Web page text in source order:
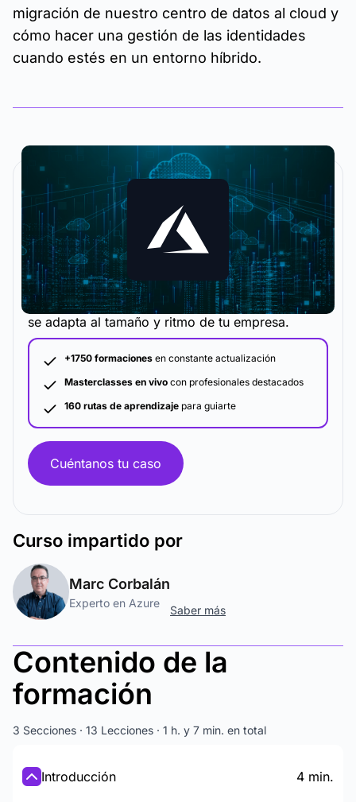
migración de nuestro centro de datos al cloud y
cómo hacer una gestión de las identidades
cuando estés en un entorno híbrido.
La metodología y plataforma de formación que
se adapta al tamaño y ritmo de tu empresa.
+1750 formaciones en constante actualización
Masterclasses en vivo con profesionales destacados
160 rutas de aprendizaje para guiarte
Cuéntanos tu caso
Curso impartido por
Marc Corbalán
Experto en Azure
Saber más
Contenido de la
formación
3 Secciones · 13 Lecciones · 1 h. y 7 min. en total
Introducción 4 min.